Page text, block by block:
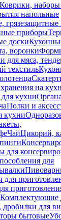
Коврики, наборы
напольные
грязезащитные
приборы
доски
воронки
для мяса,
текстиль
на
кухни
Полки и
кухни
ЧайЦикорий,
для
для
Комплектующие
для
бытовые